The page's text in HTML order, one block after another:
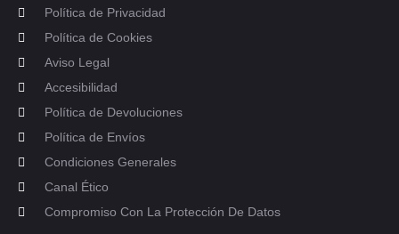
Política de Privacidad
Política de Cookies
Aviso Legal
Accesibilidad
Política de Devoluciones
Política de Envíos
Condiciones Generales
Canal Ético
Compromiso Con La Protección De Datos